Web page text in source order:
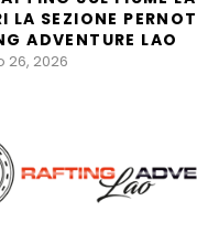
LA SEZIONE
ADVENTURE LAO
26, 2026